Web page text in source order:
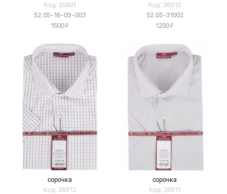
Код: 25601
52.05-16-09-003
1500Я
Код: 26913
52.05-31002
1250Я
сорочка
Код: 26912
сорочка
Код: 26911